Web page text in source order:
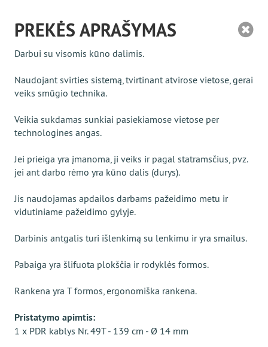
PREKĖS APRAŠYMAS
Darbui su visomis kūno dalimis.
Naudojant svirties sistemą, tvirtinant atvirose vietose, gerai
veiks smūgio technika.
Veikia sukdamas sunkiai pasiekiamose vietose per
technologines angas.
Jei prieiga yra įmanoma, ji veiks ir pagal statramsčius, pvz.
jei ant darbo rėmo yra kūno dalis (durys).
Jis naudojamas apdailos darbams pažeidimo metu ir
vidutiniame pažeidimo gylyje.
Darbinis antgalis turi išlenkimą su lenkimu ir yra smailus.
Pabaiga yra šlifuota plokščia ir rodyklės formos.
Rankena yra T formos, ergonomiška rankena.
Pristatymo apimtis:
1 x PDR kablys Nr. 49T - 139 cm - Ø 14 mm